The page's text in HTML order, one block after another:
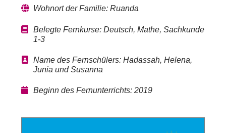
Wohnort der Familie: Ruanda
Belegte Fernkurse: Deutsch, Mathe, Sachkunde
1-3
Name des Fernschülers: Hadassah, Helena,
Junia und Susanna
Beginn des Fernunterrichts: 2019